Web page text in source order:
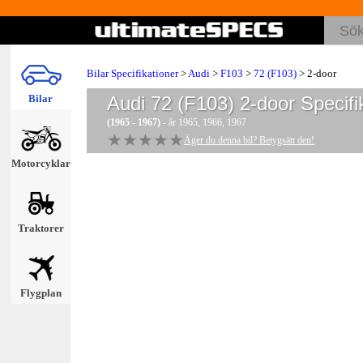
Bilar
Motorcyklar
Traktorer
Flygplan
Bilar Specifikationer>Audi > F103 > 72 (F103) > 2-door
Audi 72 (F103) 2-door
(1965 - 1967) - år 1965, 1966, 1967
★★★★★
★★★★★ Äger du denna bil? Betygsätt den!